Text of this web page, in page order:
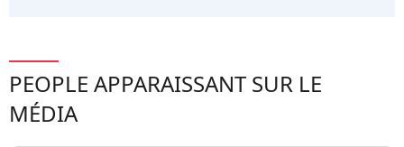
PEOPLE APPARAISSANT SUR LE
MÉDIA